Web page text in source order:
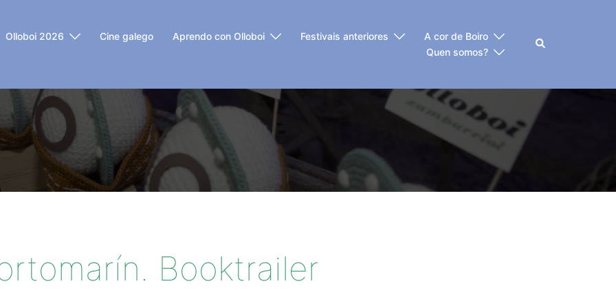
Olloboi 2026 Cine galego Aprendo con Olloboi Festivais anteriores
A cor de Boiro
Quen somos?
Buscar
Booktrailer